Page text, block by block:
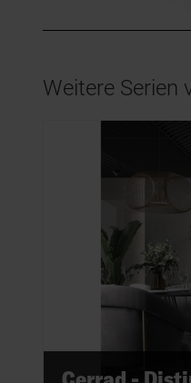
Weitere Serien